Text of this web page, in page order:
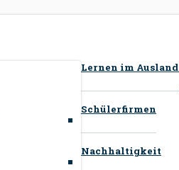
Lernen im Ausland
Schülerfirmen
Nachhaltigkeit